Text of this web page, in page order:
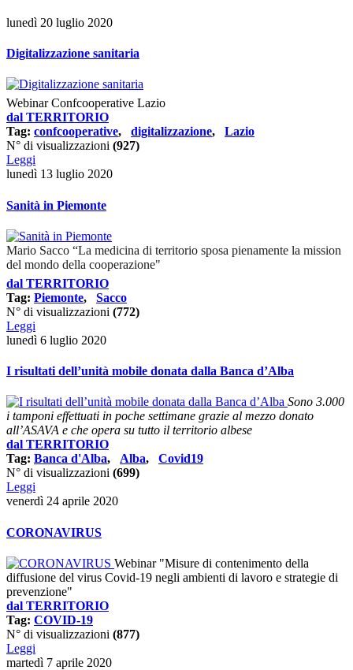
lunedì 20 luglio 2020
Digitalizzazione sanitaria
Webinar Confcooperative Lazio
dal TERRITORIO
Tag: confcooperative, digitalizzazione, Lazio
N° di visualizzazioni (927)
Leggi
lunedì 13 luglio 2020
Sanità in Piemonte
Mario Sacco “La medicina di territorio sposa pienamente la mission
del mondo della cooperazione"
dal TERRITORIO
Tag: Piemonte, Sacco
N° di visualizzazioni (772)
Leggi
lunedì 6 luglio 2020
I risultati dell’unità mobile donata dalla Banca d’Alba
Sono 3.000
i tamponi effettuati in poche settimane grazie al mezzo donato
all’ASAVA e che opera su tutto il territorio albese
dal TERRITORIO
Tag: Banca d'Alba, Alba, Covid19
N° di visualizzazioni (699)
Leggi
venerdì 24 aprile 2020
CORONAVIRUS
Webinar "Misure di contenimento della
diffusione del virus Covid-19 negli ambienti di lavoro e strategie di
prevenzione"
dal TERRITORIO
Tag: COVID-19
N° di visualizzazioni (877)
Leggi
martedì 7 aprile 2020